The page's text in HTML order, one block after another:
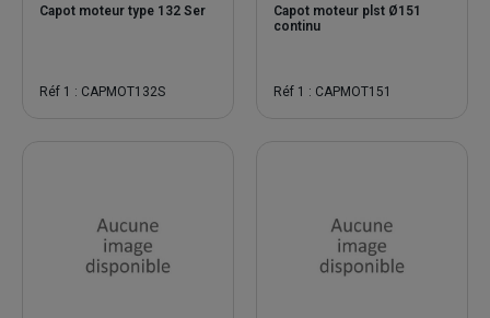
Capot moteur type 132 Ser
Réf 1 : CAPMOT132S
Capot moteur plst Ø151
continu
Réf 1 : CAPMOT151